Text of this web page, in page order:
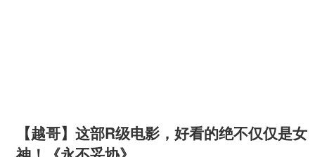
【越哥】这部R级电影，好看的绝不仅仅是女